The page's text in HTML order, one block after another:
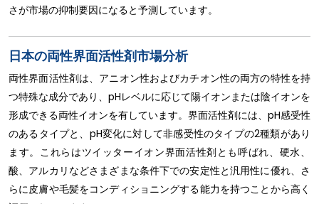
さが市場の抑制要因になると予測しています。
日本の両性界面活性剤市場分析
両性界面活性剤は、アニオン性およびカチオン性の両方の特性を持
つ特殊な成分であり、pHレベルに応じて陽イオンまたは陰イオンを
形成できる両性イオンを有しています。界面活性剤には、pH感受性
のあるタイプと、pH変化に対して非感受性のタイプの2種類があり
ます。これらはツイッターイオン界面活性剤とも呼ばれ、硬水、
酸、アルカリなどさまざまな条件下での安定性と汎用性に優れ、さ
らに皮膚や毛髪をコンディショニングする能力を持つことから高く